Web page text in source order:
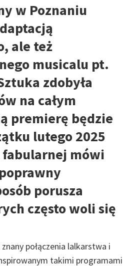
w Poznaniu
ale też
musicalu pt.
zdobyła
na całym
premierę będzie
lutego 2025
mówi
porusza
często woli się
połączenia lalkarstwa i
takimi programami